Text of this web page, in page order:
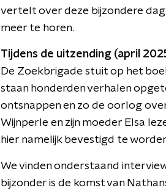
vertelt over deze bijzondere
meer te horen.
Tijdens de uitzending (april
De Zoekbrigade stuit op het
staan honderden verhalen
ontsnappen en zo de oorlog
Wijnperle en zijn moeder Elsa
hier namelijk bevestigd te
We vinden onderstaand
bijzonder is de komst van